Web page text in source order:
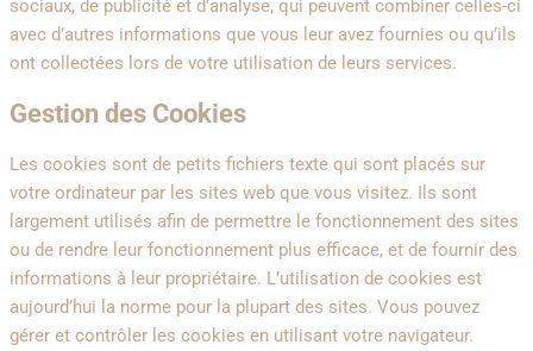
sociaux, de publicité et d’analyse, qui peuvent combiner celles-ci
avec d’autres informations que vous leur avez fournies ou qu’ils
ont collectées lors de votre utilisation de leurs services.
Gestion des Cookies
Les cookies sont de petits fichiers texte qui sont placés sur
votre ordinateur par les sites web que vous visitez. Ils sont
largement utilisés afin de permettre le fonctionnement des sites
ou de rendre leur fonctionnement plus efficace, et de fournir des
informations à leur propriétaire. L’utilisation de cookies est
aujourd’hui la norme pour la plupart des sites. Vous pouvez
gérer et contrôler les cookies en utilisant votre navigateur.